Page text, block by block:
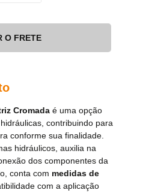
O FRETE
Cromada é uma opção
contribuindo para
conforme sua finalidade.
hidráulicos, auxilia na
dos componentes da
conta com medidas de
com a aplicação